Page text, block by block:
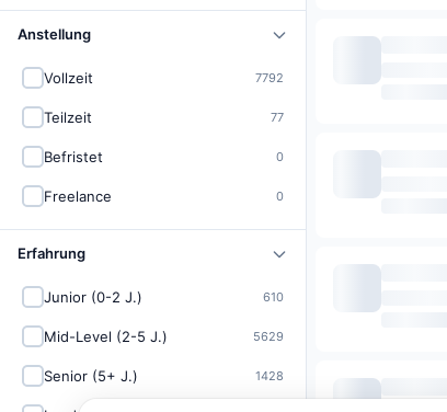
Anstellung
Vollzeit 7792
Teilzeit 77
Befristet 0
Freelance 0
Erfahrung
Junior (0-2 J.) 610
Mid-Level (2-5 J.) 5629
Senior (5+ J.) 1428